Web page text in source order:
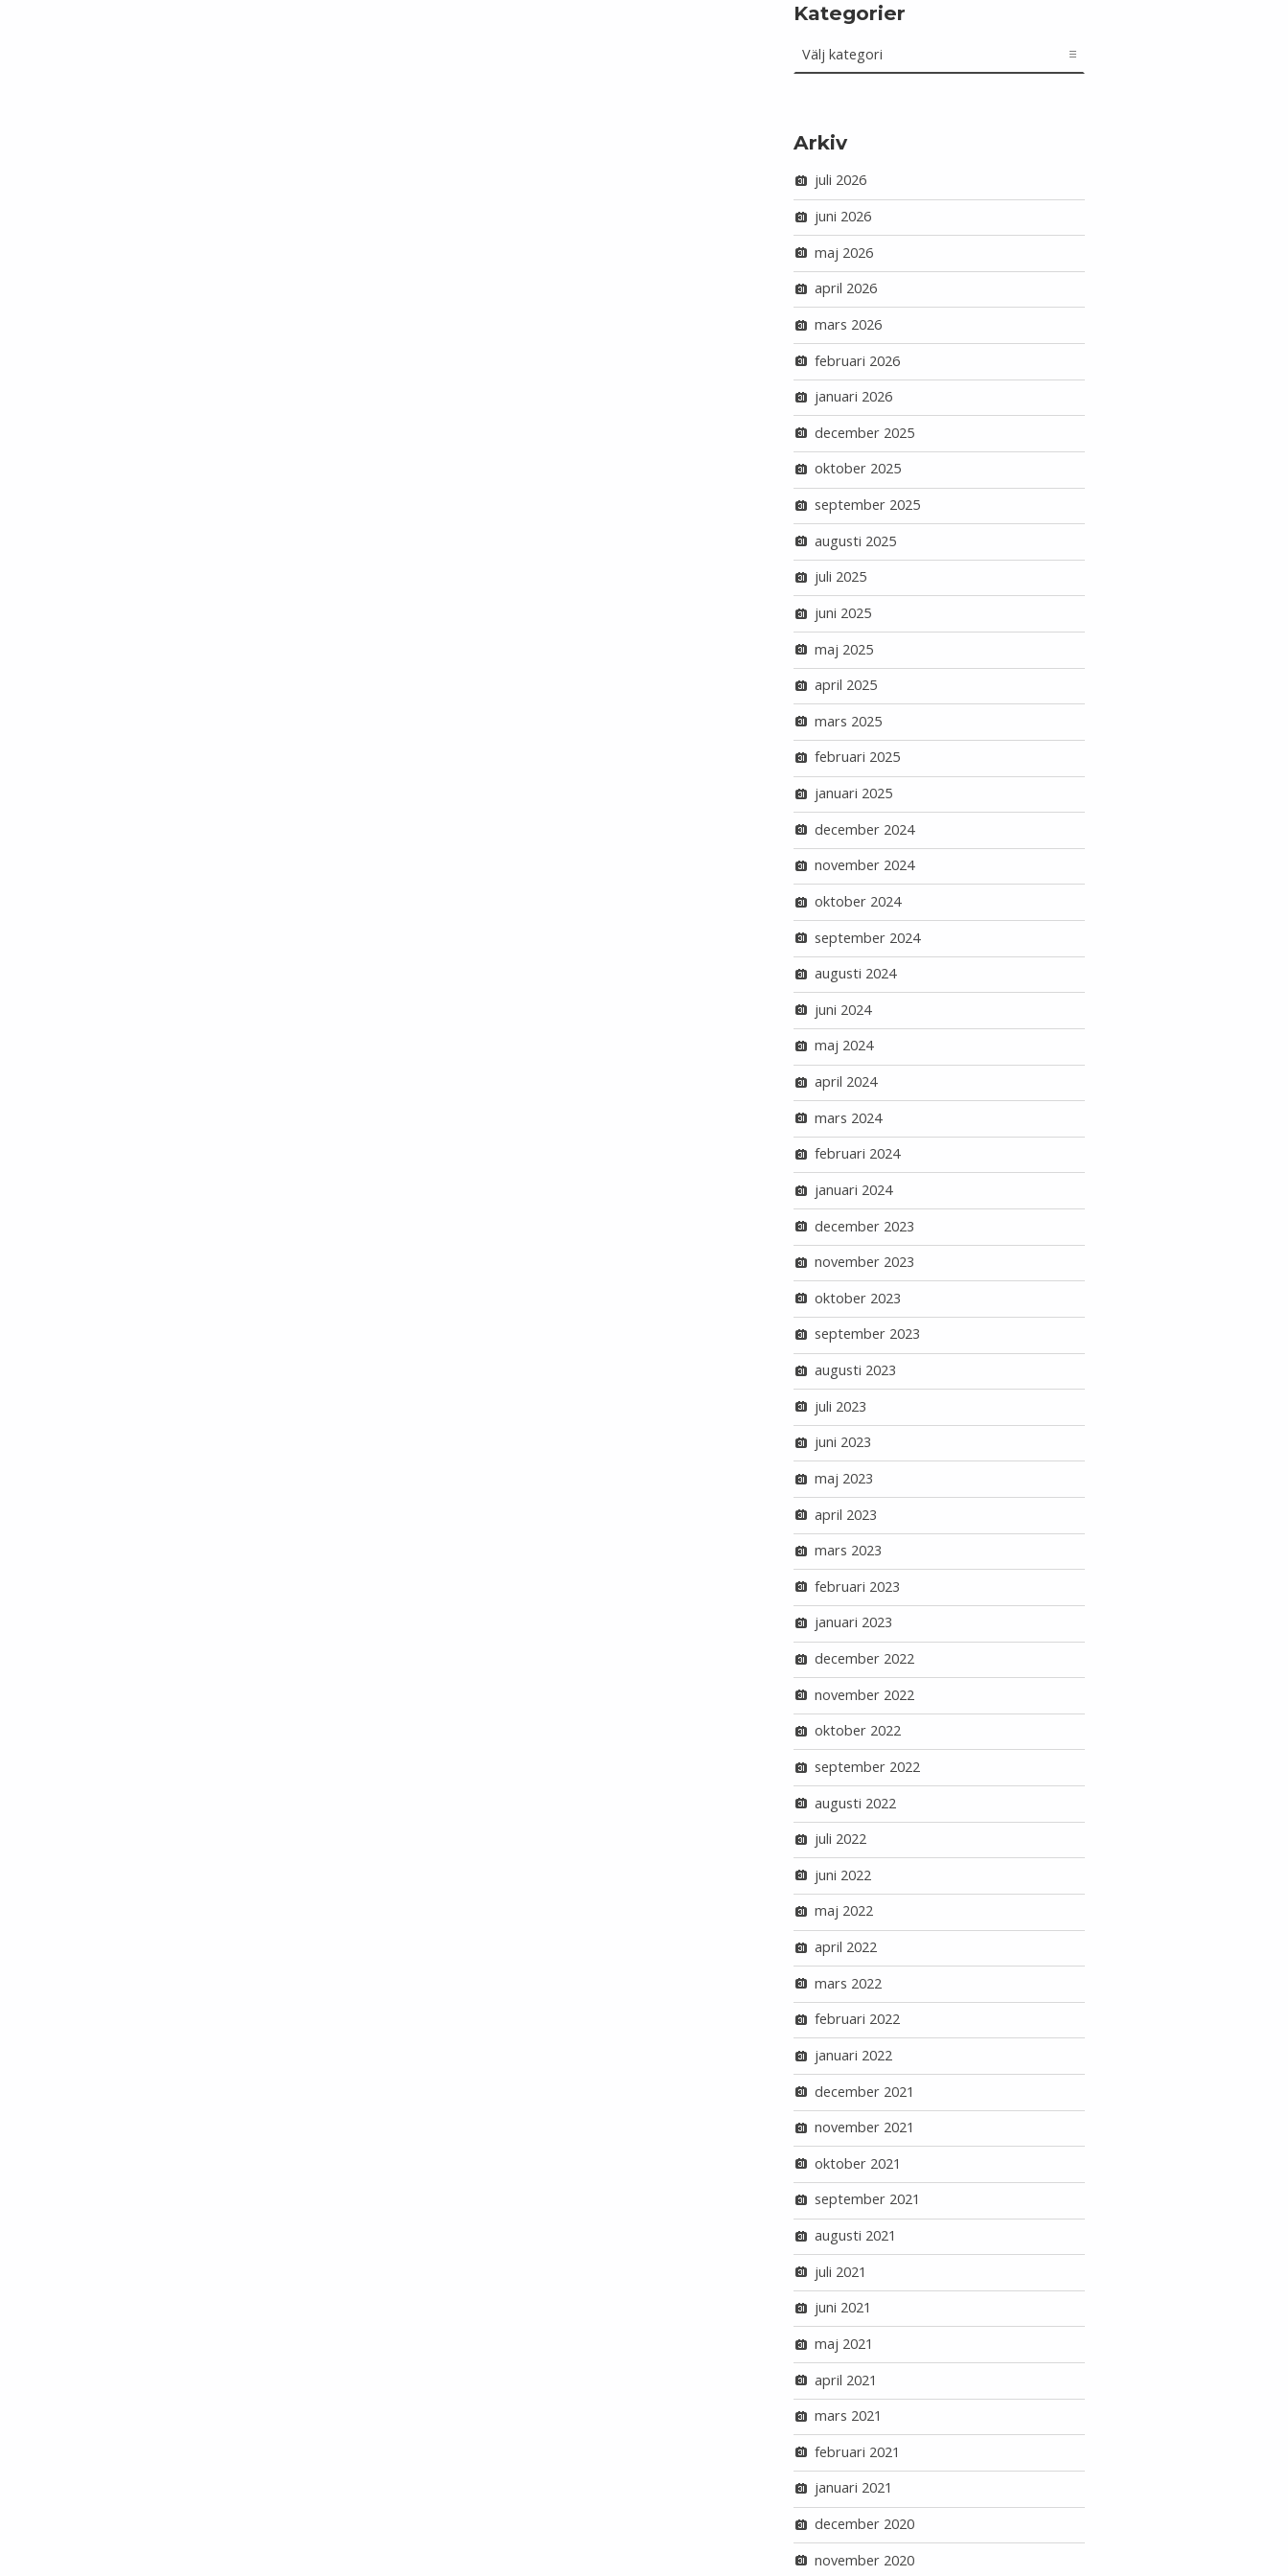
Kategorier
Arkiv
juli 2026
juni 2026
maj 2026
april 2026
mars 2026
februari 2026
januari 2026
december 2025
oktober 2025
september 2025
augusti 2025
juli 2025
juni 2025
maj 2025
april 2025
mars 2025
februari 2025
januari 2025
december 2024
november 2024
oktober 2024
september 2024
augusti 2024
juni 2024
maj 2024
april 2024
mars 2024
februari 2024
januari 2024
december 2023
november 2023
oktober 2023
september 2023
augusti 2023
juli 2023
juni 2023
maj 2023
april 2023
mars 2023
februari 2023
januari 2023
december 2022
november 2022
oktober 2022
september 2022
augusti 2022
juli 2022
juni 2022
maj 2022
april 2022
mars 2022
februari 2022
januari 2022
december 2021
november 2021
oktober 2021
september 2021
augusti 2021
juli 2021
juni 2021
maj 2021
april 2021
mars 2021
februari 2021
januari 2021
december 2020
november 2020